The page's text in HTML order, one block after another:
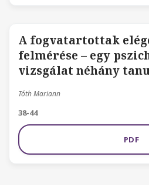
A fogvatartottak
felmérése – egy
vizsgálat néhány
Tóth Mariann
38-44
PDF